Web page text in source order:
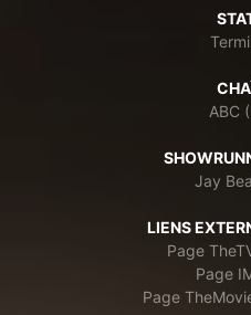
ABC
Jay
LIENS
Page
Page
Page